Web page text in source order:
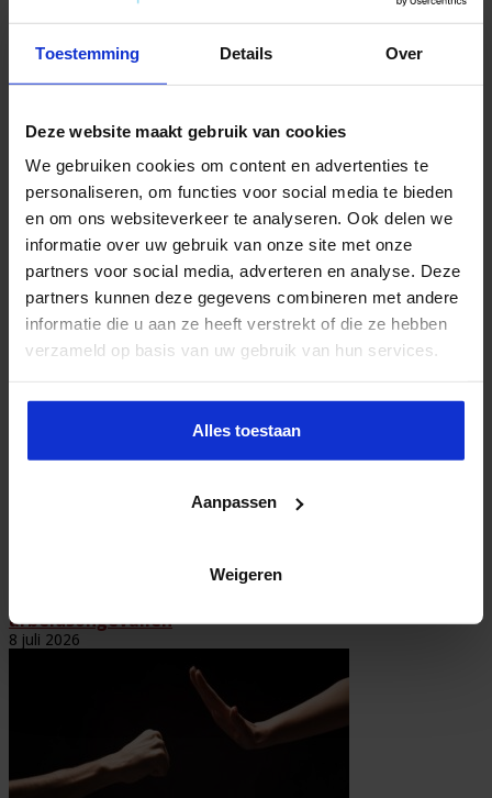
Toestemming Details Over
Deze website maakt gebruik van cookies
We gebruiken cookies om content en advertenties te
personaliseren, om functies voor social media te bieden
en om ons websiteverkeer te analyseren. Ook delen we
informatie over uw gebruik van onze site met onze
partners voor social media, adverteren en analyse. Deze
partners kunnen deze gegevens combineren met andere
informatie die u aan ze heeft verstrekt of die ze hebben
verzameld op basis van uw gebruik van hun services.
Alles toestaan
Aanpassen
Weigeren
Congres- en opleidingsmanager veiligheid bij het Studiecentrum voor
Bedrijf en Overheid.
Gerelateerde Artikelen
Partijen maken afspraken over betere hulp en
bescherming voor kinderen en gezinnen
arbeidsongevallen
8 juli 2026